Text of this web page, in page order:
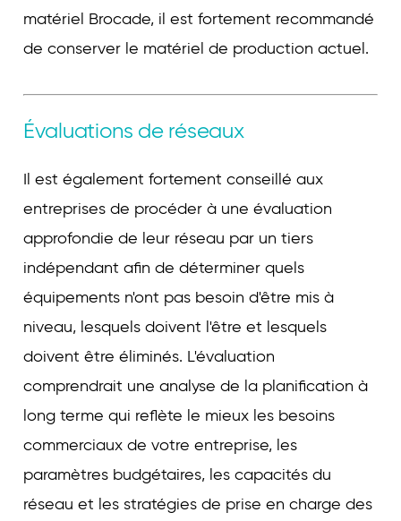
matériel Brocade, il est fortement recommandé
de conserver le matériel de production actuel.
Évaluations de réseaux
Il est également fortement conseillé aux
entreprises de procéder à une évaluation
approfondie de leur réseau par un tiers
indépendant afin de déterminer quels
équipements n'ont pas besoin d'être mis à
niveau, lesquels doivent l'être et lesquels
doivent être éliminés. L'évaluation
comprendrait une analyse de la planification à
long terme qui reflète le mieux les besoins
commerciaux de votre entreprise, les
paramètres budgétaires, les capacités du
réseau et les stratégies de prise en charge des